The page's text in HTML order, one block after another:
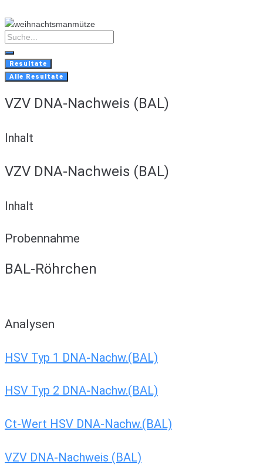
to
content
Search
...
Resultate
Alle Resultate
VZV DNA-Nachweis (BAL)
Inhalt
VZV DNA-Nachweis (BAL)
Inhalt
Probennahme
BAL-Röhrchen
Analysen
HSV Typ 1 DNA-Nachw.(BAL)
HSV Typ 2 DNA-Nachw.(BAL)
Ct-Wert HSV DNA-Nachw.(BAL)
VZV DNA-Nachweis (BAL)